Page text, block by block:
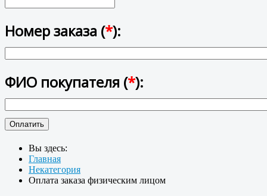
Номер заказа (*):
ФИО покупателя (*):
Вы здесь:
Главная
Некатегория
Оплата заказа физическим лицом